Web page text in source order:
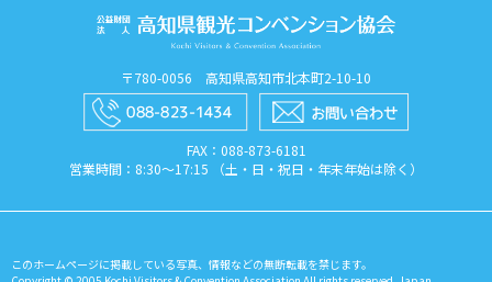
〒780-0056 高知県高知市北本町2-10-10
FAX：088​-873​-6181
営業時間：8:30〜17:15 （土・日・祝日・年末年始は除く）
このホームページに掲載している写真、情報などの無断転載を禁じます。